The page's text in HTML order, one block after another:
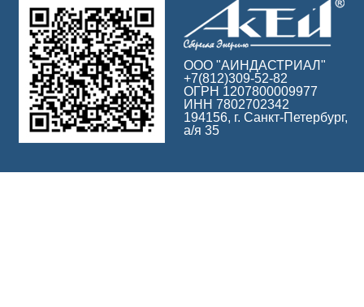
ООО "АИНДАСТРИАЛ"
+7(812)309-52-82
ОГРН 1207800009977
ИНН 7802702342
194156, г. Санкт-Петербург,
а/я 35